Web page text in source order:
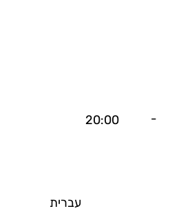
20:00
-
עברית